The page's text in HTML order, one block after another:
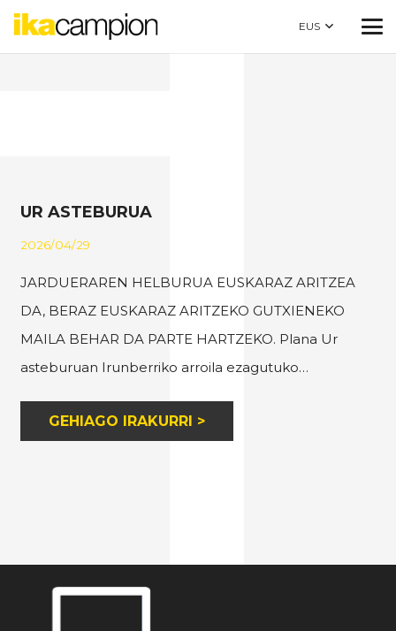
EUS
UR ASTEBURUA
2026/04/29
JARDUERAREN HELBURUA EUSKARAZ ARITZEA
DA, BERAZ EUSKARAZ ARITZEKO GUTXIENEKO
MAILA BEHAR DA PARTE HARTZEKO. Plana Ur
asteburuan Irunberriko arroila ezagutuko…
GEHIAGO IRAKURRI >